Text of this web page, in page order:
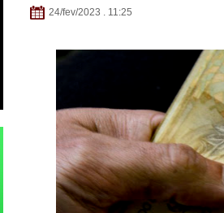
24/fev/2023 . 11:25